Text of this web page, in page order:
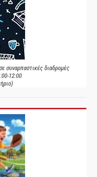
συναρπαστικές διαδρομές
12:00